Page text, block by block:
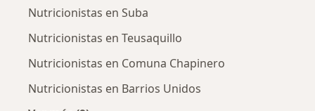
Nutricionistas en Suba
Nutricionistas en Teusaquillo
Nutricionistas en Comuna Chapinero
Nutricionistas en Barrios Unidos